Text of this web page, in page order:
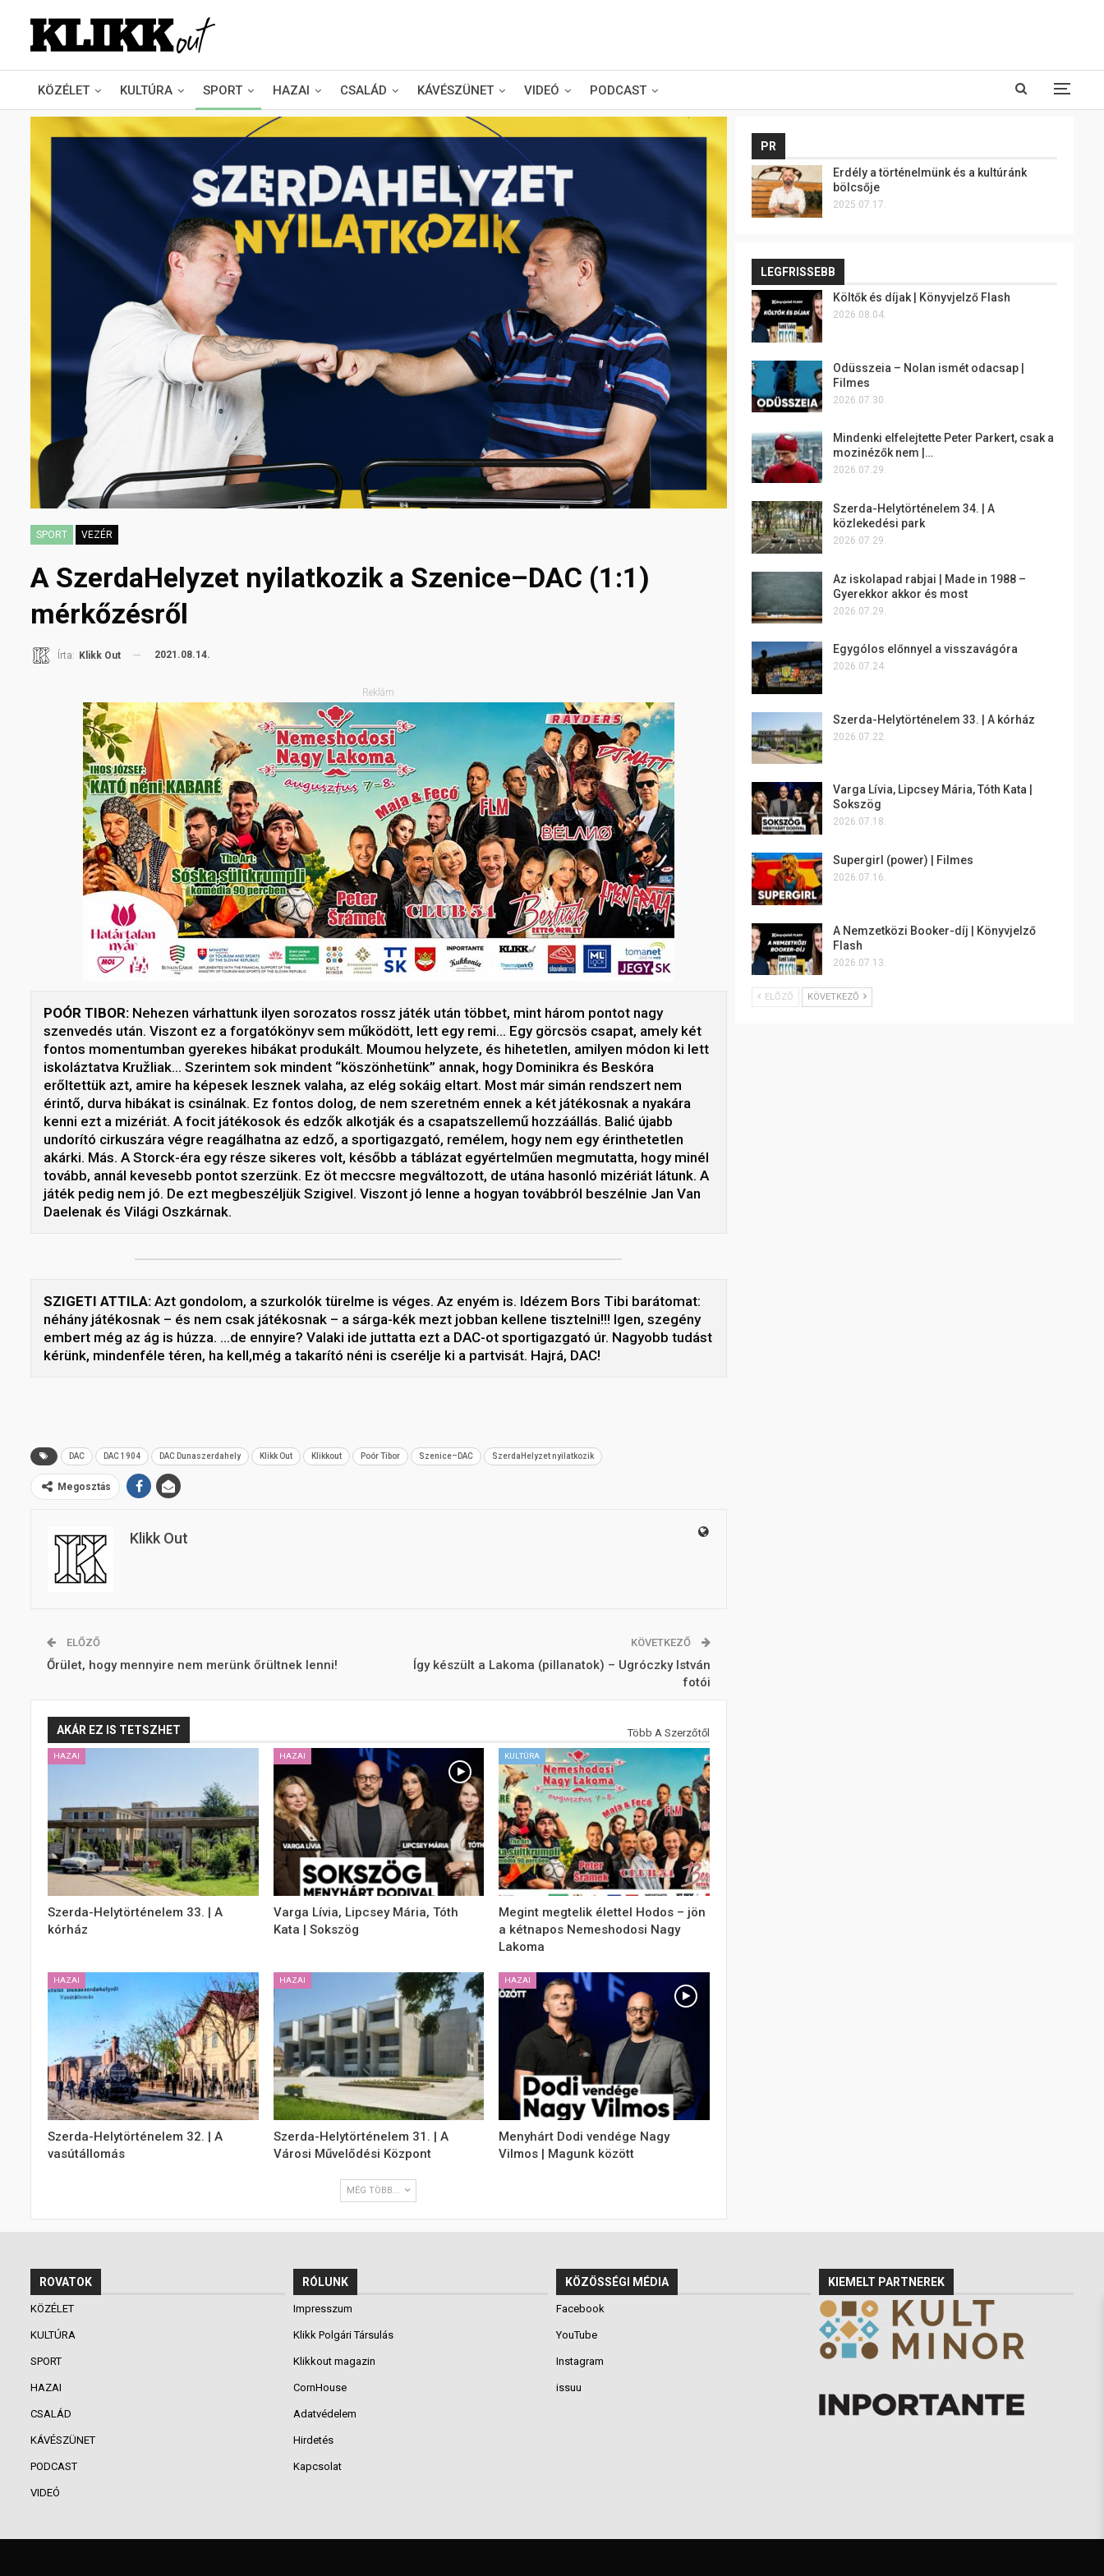
KÖZÉLET KULTÚRA SPORT HAZAI CSALÁD KÁVÉSZÜNET VIDEÓ PODCAST
SPORT VEZÉR
A SzerdaHelyzet nyilatkozik a Szenice–DAC (1:1)
mérkőzésről
Írta: Klikk Out 2021.08.14.
Reklám
POÓR TIBOR: Nehezen várhattunk ilyen sorozatos rossz játék után többet, mint három pontot nagy
szenvedés után. Viszont ez a forgatókönyv sem működött, lett egy remi… Egy görcsös csapat, amely két
fontos momentumban gyerekes hibákat produkált. Moumou helyzete, és hihetetlen, amilyen módon ki lett
iskoláztatva Kružliak… Szerintem sok mindent “köszönhetünk” annak, hogy Dominikra és Beskóra
erőltettük azt, amire ha képesek lesznek valaha, az elég sokáig eltart. Most már simán rendszert nem
érintő, durva hibákat is csinálnak. Ez fontos dolog, de nem szeretném ennek a két játékosnak a nyakára
kenni ezt a mizériát. A focit játékosok és edzők alkotják és a csapatszellemű hozzáállás. Balić újabb
undorító cirkuszára végre reagálhatna az edző, a sportigazgató, remélem, hogy nem egy érinthetetlen
akárki. Más. A Storck-éra egy része sikeres volt, később a táblázat egyértelműen megmutatta, hogy minél
tovább, annál kevesebb pontot szerzünk. Ez öt meccsre megváltozott, de utána hasonló mizériát látunk. A
játék pedig nem jó. De ezt megbeszéljük Szigivel. Viszont jó lenne a hogyan továbbról beszélnie Jan Van
Daelenak és Világi Oszkárnak.
SZIGETI ATTILA: Azt gondolom, a szurkolók türelme is véges. Az enyém is. Idézem Bors Tibi barátomat:
néhány játékosnak – és nem csak játékosnak – a sárga-kék mezt jobban kellene tisztelni!!! Igen, szegény
embert még az ág is húzza. …de ennyire? Valaki ide juttatta ezt a DAC-ot sportigazgató úr. Nagyobb tudást
kérünk, mindenféle téren, ha kell,még a takarító néni is cserélje ki a partvisát. Hajrá, DAC!
DAC DAC 1904 DAC Dunaszerdahely Klikk Out Klikkout Poór Tibor Szenice–DAC SzerdaHelyzet nyilatkozik
Megosztás
Klikk Out
ELŐZŐ
Őrület, hogy mennyire nem merünk őrültnek lenni!
KÖVETKEZŐ
Így készült a Lakoma (pillanatok) – Ugróczky István
fotói
AKÁR EZ IS TETSZHET Több A Szerzőtől
HAZAI
Szerda-Helytörténelem 33. | A
kórház
HAZAI
Varga Lívia, Lipcsey Mária, Tóth
Kata | Sokszög
KULTÚRA
Megint megtelik élettel Hodos – jön
a kétnapos Nemeshodosi Nagy
Lakoma
HAZAI
Szerda-Helytörténelem 32. | A
vasútállomás
HAZAI
Szerda-Helytörténelem 31. | A
Városi Művelődési Központ
HAZAI
Menyhárt Dodi vendége Nagy
Vilmos | Magunk között
MÉG TÖBB...
PR
Erdély a történelmünk és a kultúránk
bölcsője
2025.07.17.
LEGFRISSEBB
Költők és díjak | Könyvjelző Flash
2026.08.04.
Odüsszeia – Nolan ismét odacsap |
Filmes
2026.07.30.
Mindenki elfelejtette Peter Parkert, csak a
mozinézők nem |…
2026.07.29.
Szerda-Helytörténelem 34. | A
közlekedési park
2026.07.29.
Az iskolapad rabjai | Made in 1988 –
Gyerekkor akkor és most
2026.07.29.
Egygólos előnnyel a visszavágóra
2026.07.24.
Szerda-Helytörténelem 33. | A kórház
2026.07.22.
Varga Lívia, Lipcsey Mária, Tóth Kata |
Sokszög
2026.07.18.
Supergirl (power) | Filmes
2026.07.16.
A Nemzetközi Booker-díj | Könyvjelző
Flash
2026.07.13.
ELŐZŐ KÖVETKEZŐ
ROVATOK
KÖZÉLET
KULTÚRA
SPORT
HAZAI
CSALÁD
KÁVÉSZÜNET
PODCAST
VIDEÓ
RÓLUNK
Impresszum
Klikk Polgári Társulás
Klikkout magazin
CornHouse
Adatvédelem
Hirdetés
Kapcsolat
KÖZÖSSÉGI MÉDIA
Facebook
YouTube
Instagram
issuu
KIEMELT PARTNEREK